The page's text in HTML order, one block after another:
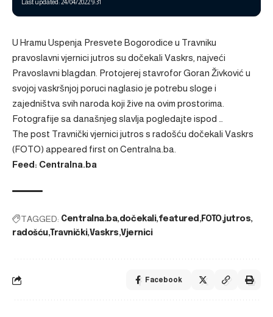
Last updated: 24/04/2022 9:31
U Hramu Uspenja Presvete Bogorodice u Travniku
pravoslavni vjernici jutros su dočekali Vaskrs, najveći
Pravoslavni blagdan. Protojerej stavrofor Goran Živković u
svojoj vaskršnjoj poruci naglasio je potrebu sloge i
zajedništva svih naroda koji žive na ovim prostorima.
Fotografije sa današnjeg slavlja pogledajte ispod …
The post Travnički vjernici jutros s radošću dočekali Vaskrs
(FOTO) appeared first on Centralna.ba
Feed: Centralna.ba
TAGGED: Centralna.ba dočekali featured FOTO jutros
radošću Travnički Vaskrs Vjernici
Facebook